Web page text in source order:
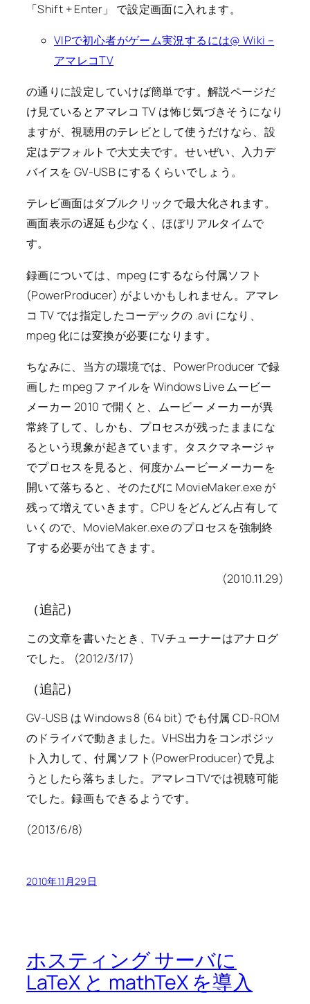
「Shift + Enter」 で設定画面に入れます。
VIPで初心者がゲーム実況するには@ Wiki –
アマレコTV
の通りに設定していけば簡単です。解説ページだ
け見ているとアマレコ TV は怖じ気づきそうになり
ますが、視聴用のテレビとして使うだけなら、設
定はデフォルトで大丈夫です。せいぜい、入力デ
バイスを GV-USB にするくらいでしょう。
テレビ画面はダブルクリックで最大化されます。
画面表示の遅延も少なく、ほぼリアルタイムで
す。
録画については、mpeg にするなら付属ソフト
(PowerProducer) がよいかもしれません。アマレ
コ TV では指定したコーデックの .avi になり、
mpeg 化には変換が必要になります。
ちなみに、当方の環境では、PowerProducer で録
画した mpeg ファイルを Windows Live ムービー
メーカー 2010 で開くと、ムービー メーカーが異
常終了して、しかも、プロセスが残ったままにな
るという現象が起きています。タスクマネージャ
でプロセスを見ると、何度かムービーメーカーを
開いて落ちると、そのたびに MovieMaker.exe が
残って増えていきます。CPU をどんどん占有して
いくので、MovieMaker.exe のプロセスを強制終
了する必要が出てきます。
(2010.11.29)
（追記）
この文章を書いたとき、TVチューナーはアナログ
でした。 (2012/3/17)
（追記）
GV-USB は Windows 8 (64 bit) でも付属 CD-ROM
のドライバで動きました。VHS出力をコンポジッ
ト入力して、付属ソフト(PowerProducer)で見よ
うとしたら落ちました。アマレコTVでは視聴可能
でした。録画もできるようです。
(2013/6/8)
2010年11月29日
ホスティング サーバに
LaTeX と mathTeX を導入